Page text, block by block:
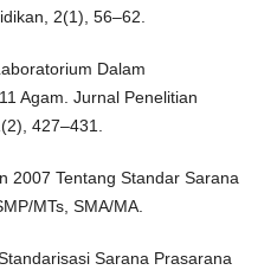
2(1), 56–62.
Dalam
Agam. Jurnal Penelitian
427–431.
2007 Tentang Standar Sarana
MTs, SMA/MA.
Sarana Prasarana